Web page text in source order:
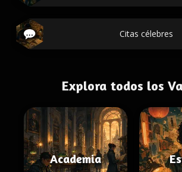
Citas célebres
Explora todos los
Academia